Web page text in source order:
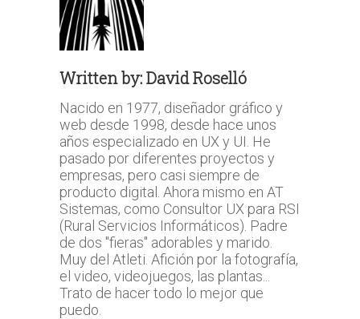
Written by:David Roselló
Nacido en 1977, diseñador gráfico y
web desde 1998, desde hace unos
años especializado en UX y UI. He
pasado por diferentes proyectos y
empresas, pero casi siempre de
producto digital. Ahora mismo en AT
Sistemas, como Consultor UX para RSI
(Rural Servicios Informáticos). Padre
de dos "fieras" adorables y marido.
Muy del Atleti. Afición por la fotografía,
el video, videojuegos, las plantas...
Trato de hacer todo lo mejor que
puedo.